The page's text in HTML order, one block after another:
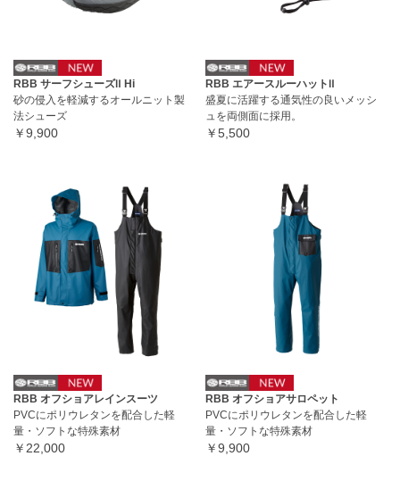
RBB サーフシューズⅡ Hi
砂の侵入を軽減するオールニット製
法シューズ
￥9,900
RBB エアースルーハットⅡ
盛夏に活躍する通気性の良いメッシ
ュを両側面に採用。
￥5,500
RBB オフショアレインスーツ
PVCにポリウレタンを配合した軽
量・ソフトな特殊素材
￥22,000
RBB オフショアサロペット
PVCにポリウレタンを配合した軽
量・ソフトな特殊素材
￥9,900